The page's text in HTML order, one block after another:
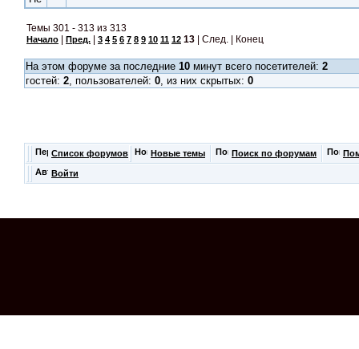
Темы 301 - 313 из 313
Начало Пред. 3 4 5 6 7 8 9 10 11 12 13 | След. | Конец
На этом форуме за последние 10 минут всего посетителей: 2
гостей: 2, пользователей: 0, из них скрытых: 0
Список форумов Новые темы Поиск по форумам
Войти